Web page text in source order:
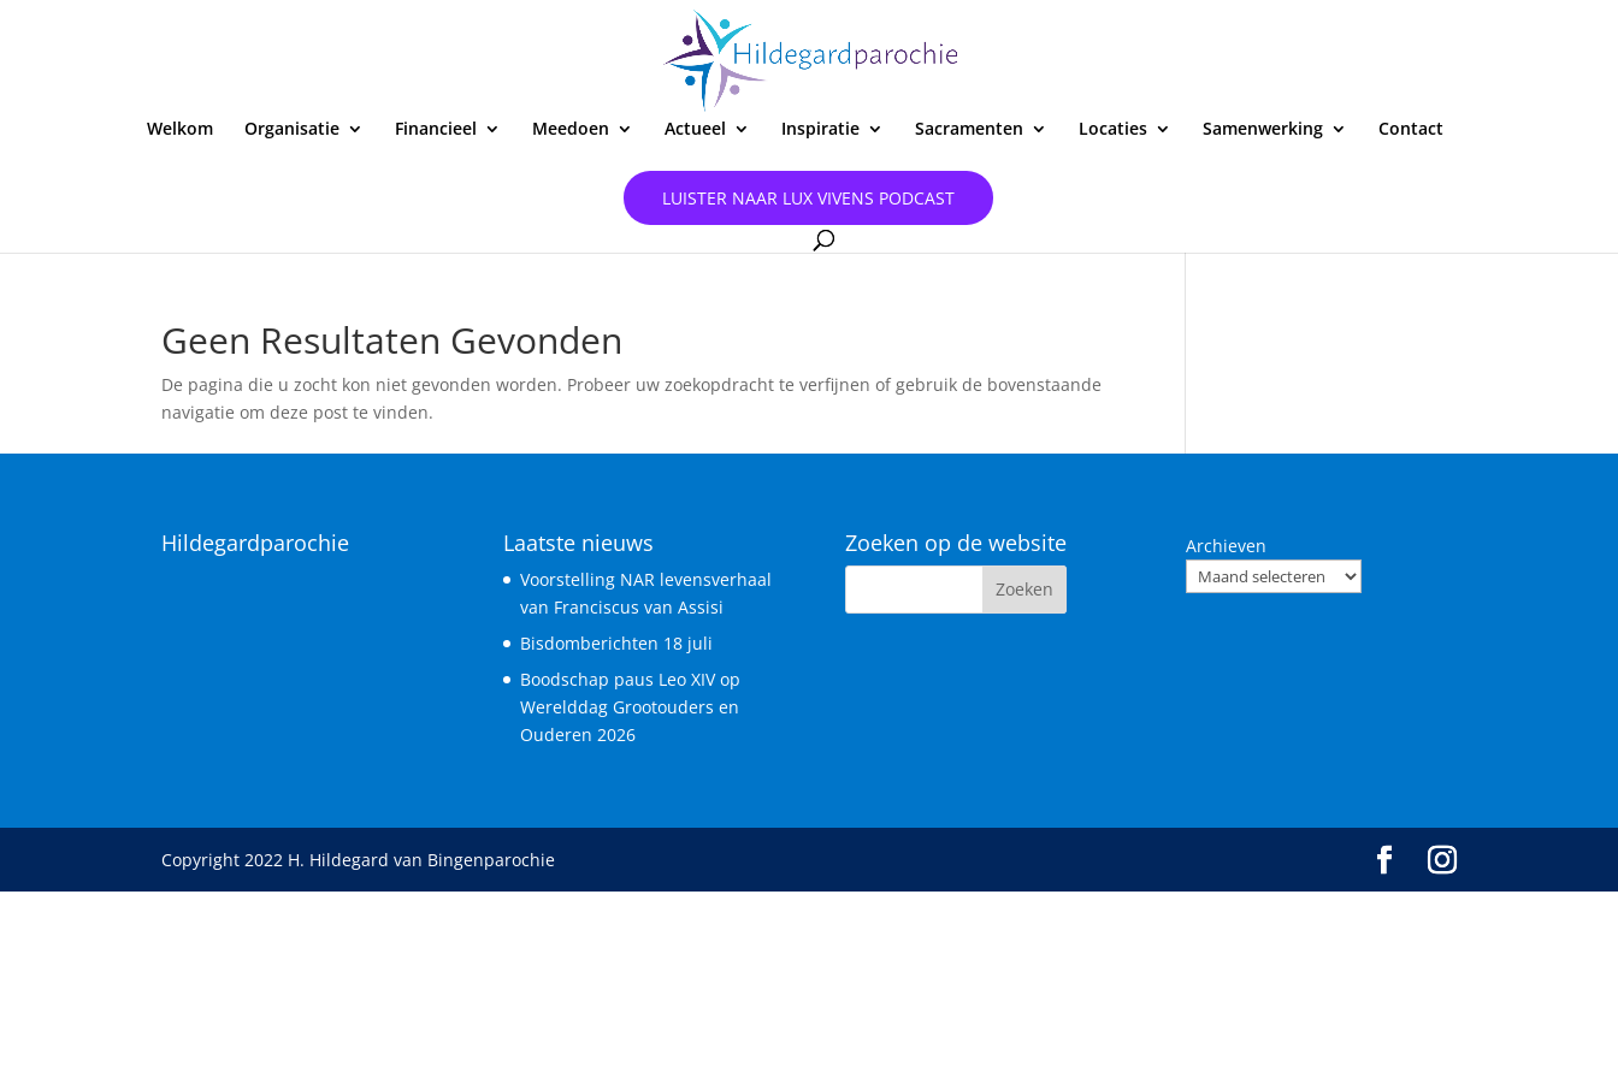
Welkom Organisatie Financieel Meedoen Actueel Inspiratie Sacramenten Locaties Samenwerking Contact
LUISTER NAAR LUX VIVENS PODCAST
Geen Resultaten Gevonden
De pagina die u zocht kon niet gevonden worden. Probeer uw zoekopdracht te verfijnen of gebruik de bovenstaande
navigatie om deze post te vinden.
Hildegardparochie Laatste nieuws
Voorstelling NAR levensverhaal
van Franciscus van Assisi
Bisdomberichten 18 juli
Boodschap paus Leo XIV op
Werelddag Grootouders en
Ouderen 2026
Zoeken op de website Archieven
Copyright 2022 H. Hildegard van Bingenparochie